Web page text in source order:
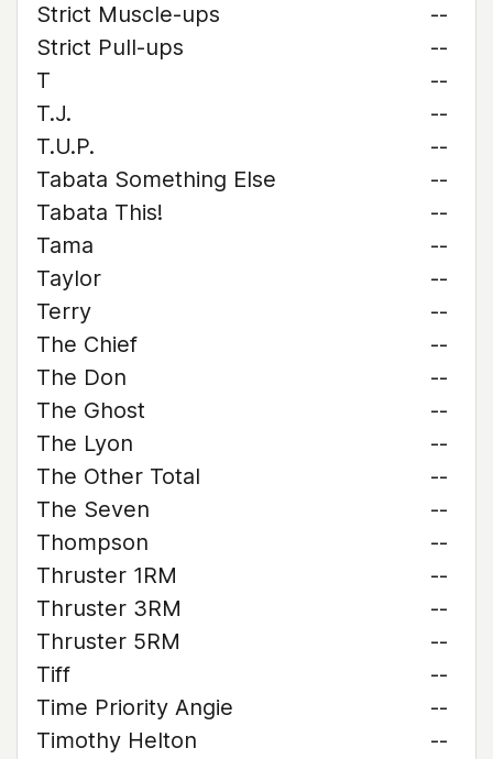
Strict Muscle-ups
--
Strict Pull-ups
--
T
--
T.J.
--
T.U.P.
--
Tabata Something Else
--
Tabata This!
--
Tama
--
Taylor
--
Terry
--
The Chief
--
The Don
--
The Ghost
--
The Lyon
--
The Other Total
--
The Seven
--
Thompson
--
Thruster 1RM
--
Thruster 3RM
--
Thruster 5RM
--
Tiff
--
Time Priority Angie
--
Timothy Helton
--